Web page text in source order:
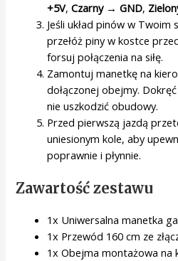
+5V,Czarny → GND,
Jeśli układ pinów w
przełóż piny w kostce
forsuj połączenia na siłę.
Zamontuj manetkę na
dołączonej obejmy.
nie uszkodzić obudowy.
Przed pierwszą jazdą
uniesionym kole, aby
poprawnie i płynnie.
Zawartość zestawu
1x Uniwersalna manetka
1x Przewód 160 cm ze
1x Obejma montażowa na